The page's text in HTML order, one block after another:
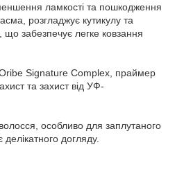
ламкості та пошкодження
розгладжує кутикулу та
забезпечує легке ковзання
Signature Complex, праймер
та захист від УФ-
особливо для заплутаного
догляду.